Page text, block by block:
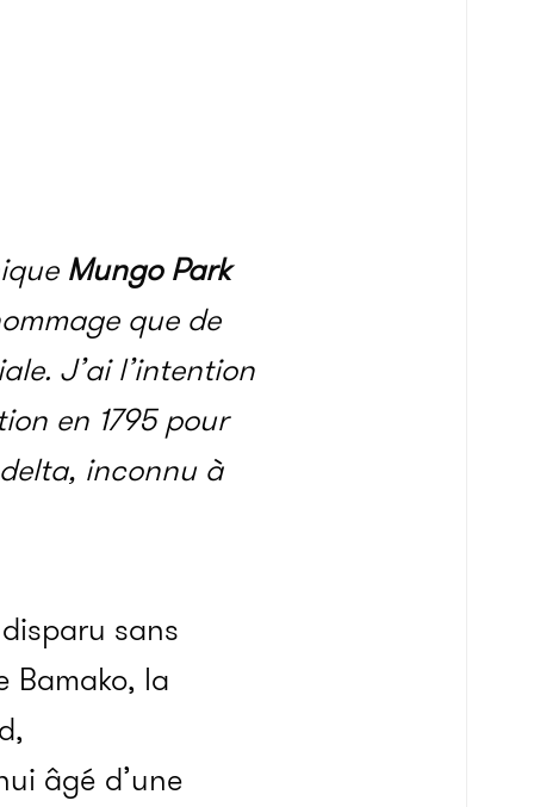
Mungo Park
que de
J’ai l’intention
en 1795 pour
inconnu à
sans
Bamako, la
âgé d’une